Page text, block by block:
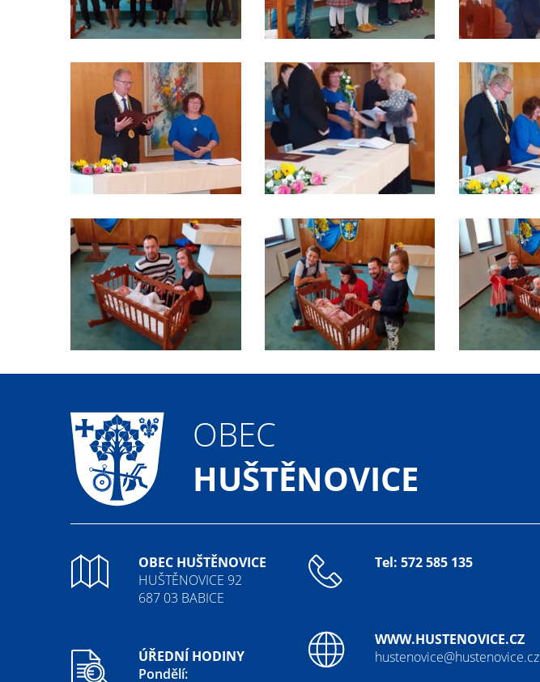
OBEC
HUŠTĚNOVICE
OBEC HUŠTĚNOVICE
HUŠTĚNOVICE 92
687 03 BABICE
ÚŘEDNÍ HODINY
Pondělí:
Tel: 572 585 135
WWW.HUSTENOVICE.CZ
hustenovice@hustenovice.cz